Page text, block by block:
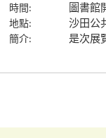
時間:
圖書館
地點:
沙田公
簡介:
是次展